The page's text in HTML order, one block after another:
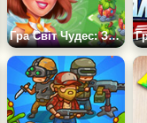
Гра Світ Чудес: Злиття & Магія